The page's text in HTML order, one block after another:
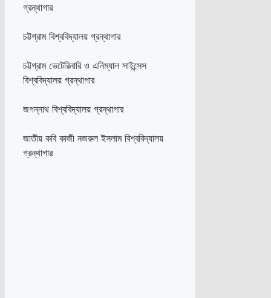
গ্রন্থাগার
চট্টগ্রাম বিশ্ববিদ্যালয় গ্রন্থাগার
চট্টগ্রাম ভেটেরিনারি ও এনিম্যাল সাইন্সেস
বিশ্ববিদ্যালয় গ্রন্থাগার
জগন্নাথ বিশ্ববিদ্যালয় গ্রন্থাগার
জাতীয় কবি কাজী নজরুল ইসলাম বিশ্ববিদ্যালয়
গ্রন্থাগার